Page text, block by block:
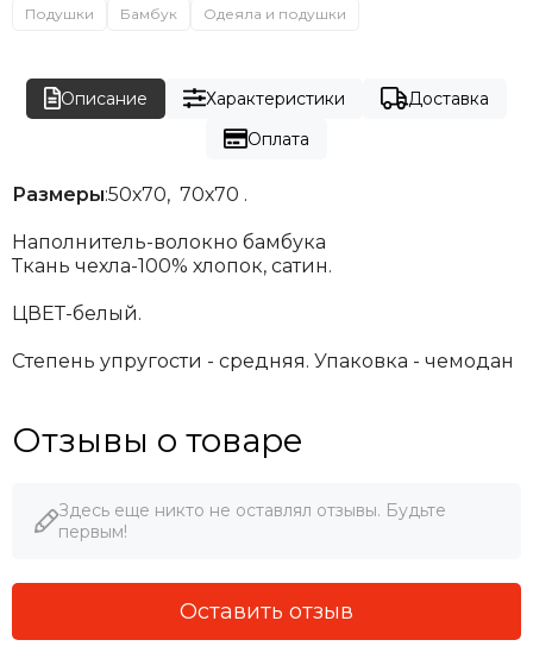
Подушки Бамбук Одеяла и подушки
Описание Характеристики
Доставка
Оплата
Размеры:50х70, 70х70 .
Наполнитель-волокно бамбука
Ткань чехла-100% хлопок, сатин.
ЦВЕТ-белый.
Степень упругости - средняя. Упаковка - чемодан
Отзывы о товаре
Здесь еще никто не оставлял отзывы. Будьте
первым!
Оставить отзыв